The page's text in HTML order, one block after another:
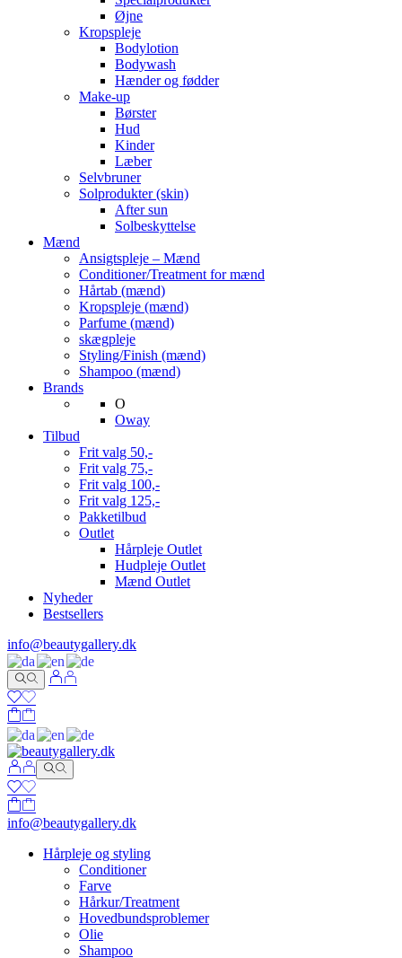
Øjne
Kropspleje
Bodylotion
Bodywash
Hænder og fødder
Make-up
Børster
Hud
Kinder
Læber
Selvbruner
Solprodukter (skin)
After sun
Solbeskyttelse
Mænd
Ansigtspleje – Mænd
Conditioner/Treatment for mænd
Hårtab (mænd)
Kropspleje (mænd)
Parfume (mænd)
skægpleje
Styling/Finish (mænd)
Shampoo (mænd)
Brands
O
Oway
Tilbud
Frit valg 50,-
Frit valg 75,-
Frit valg 100,-
Frit valg 125,-
Pakketilbud
Outlet
Hårpleje Outlet
Hudpleje Outlet
Mænd Outlet
Nyheder
Bestsellers
info@beautygallery.dk
info@beautygallery.dk
Hårpleje og styling
Conditioner
Farve
Hårkur/Treatment
Hovedbundsproblemer
Olie
Shampoo